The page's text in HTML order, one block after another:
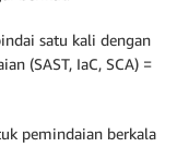
satu kali dengan
(SAST, IaC, SCA) =
pemindaian berkala